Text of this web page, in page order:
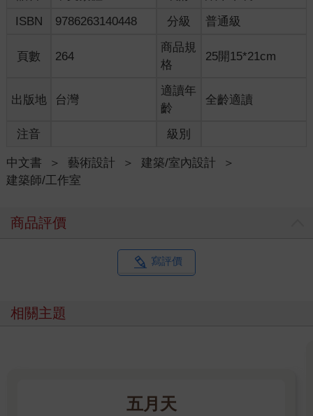
ISBN
9786263140448 分級 普通級
頁數 264
商品規
格
25開15*21cm
出版地 台灣
適讀年
齡
全齡適讀
注音 級別
中文書 ＞ 藝術設計 ＞ 建築/室內設計
＞
建築師/工作室
商品評價
寫評價
相關主題
五月天